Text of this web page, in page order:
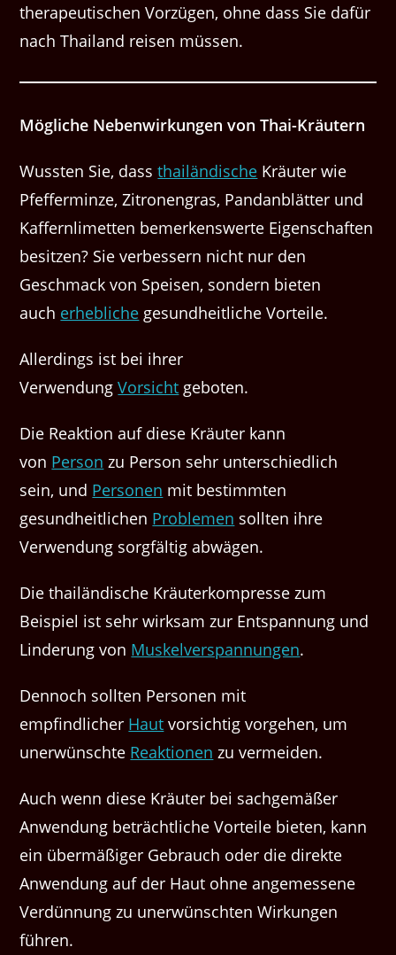
therapeutischen Vorzügen, ohne dass Sie dafür
nach Thailand reisen müssen.
Mögliche Nebenwirkungen von Thai-Kräutern
Wussten Sie, dassthailändische Kräuter wie
Pfefferminze, Zitronengras, Pandanblätter und
Kaffernlimetten bemerkenswerte Eigenschaften
besitzen? Sie verbessern nicht nur den
Geschmack von Speisen, sondern bieten
auch erhebliche gesundheitliche Vorteile.
Allerdings ist bei ihrer
VerwendungVorsicht geboten.
Die Reaktion auf diese Kräuter kann
von Person zu Person sehr unterschiedlich
sein, und Personen mit bestimmten
gesundheitlichen Problemen sollten ihre
Verwendung sorgfältig abwägen.
Die thailändische Kräuterkompresse zum
Beispiel ist sehr wirksam zur Entspannung und
Linderung von Muskelverspannungen.
Dennoch sollten Personen mit
empfindlicher Haut vorsichtig vorgehen, um
unerwünschte Reaktionen zu vermeiden.
Auch wenn diese Kräuter bei sachgemäßer
Anwendung beträchtliche Vorteile bieten, kann
ein übermäßiger Gebrauch oder die direkte
Anwendung auf der Haut ohne angemessene
Verdünnung zu unerwünschten Wirkungen
führen.